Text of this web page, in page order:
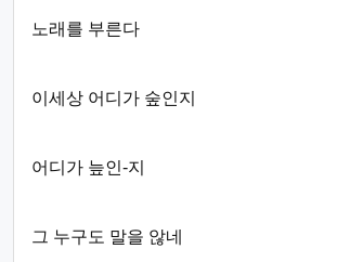
노래를 부른다
이세상 어디가 숲인지
어디가 늪인-지
그 누구도 말을 않네